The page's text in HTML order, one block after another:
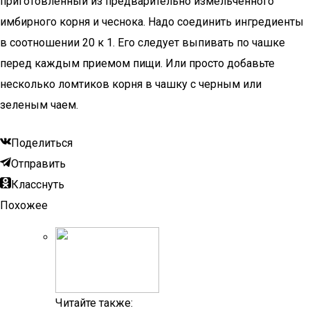
имбирного корня и чеснока. Надо соединить ингредиенты
в соотношении 20 к 1. Его следует выпивать по чашке
перед каждым приемом пищи. Или просто добавьте
несколько ломтиков корня в чашку с черным или
зеленым чаем.
Поделиться
Отправить
Класснуть
Похожее
Читайте также: